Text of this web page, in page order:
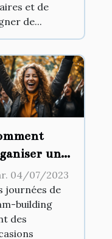
et de
de...
une
de
building
?
04/07/2023
journées de
building
des